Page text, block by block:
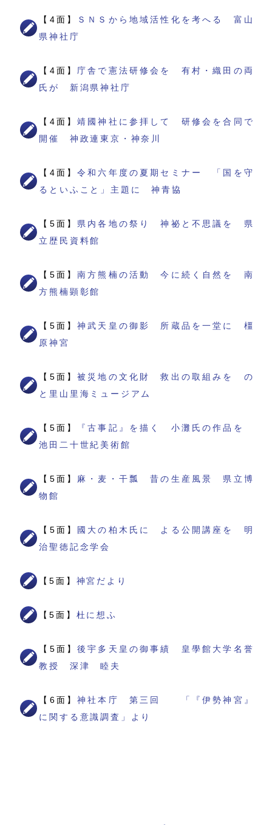
【4面】
ＳＮＳから地域活性化を考へる 富山
県神社庁
【4面】 庁舎で憲法研修会を 有村・織田の両
氏が 新潟県神社庁
【4面】靖國神社に参拝して 研修会を合同で
開催 神政連東京・神奈川
【4面】令和六年度の夏期セミナー 「国を守
るといふこと」主題に 神青協
【5面】 県内各地の祭り 神祕と不思議を 県
立歴民資料館
【5面】南方熊楠の活動 今に続く自然を 南
方熊楠顕彰館
【5面】神武天皇の御影 所蔵品を一堂に 橿
原神宮
【5面】被災地の文化財 救出の取組みを の
と里山里海ミュージアム
【5面】
『古事記』を描く 小灘氏の作品を
池田二十世紀美術館
【5面】 麻・麦・干瓢 昔の生産風景 県立博
物館
【5面】
國大の柏木氏に よる公開講座を 明
治聖徳記念学会
【5面】 神宮だより
【5面】 杜に想ふ
【5面】後宇多天皇の御事績 皇學館大学名誉
教授 深津 睦夫
【6面】神社本庁 第三回 「『伊勢神宮』
に関する意識調査」より